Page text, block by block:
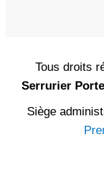
Tous droits
Serrurier
Siège